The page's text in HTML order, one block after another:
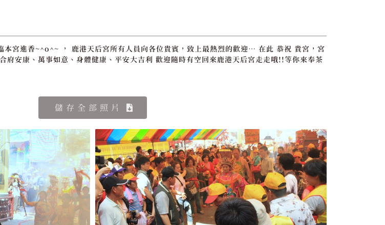
宮進香~^o^~ ， 鹿港天后宮所有人員向各位貴賓，致上最熱烈的歡迎… 在此 恭祝 貴宮，宮
府安康、萬事如意、身體健康、平安大吉利 歡迎隨時有空回來鹿港天后宮走走哦!!等你來奉茶
儲存全部照片